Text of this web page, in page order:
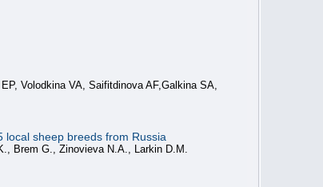
Volodkina VA, Saifitdinova AF,Galkina SA,
local sheep breeds from Russia
Brem G., Zinovieva N.A., Larkin D.M.